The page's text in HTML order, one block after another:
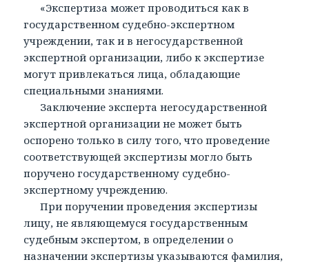
«Экспертиза может проводиться как в
государственном судебно-экспертном
учреждении, так и в негосударственной
экспертной организации, либо к экспертизе
могут привлекаться лица, обладающие
специальными знаниями.
Заключение эксперта негосударственной
экспертной организации не может быть
оспорено только в силу того, что проведение
соответствующей экспертизы могло быть
поручено государственному судебно-
экспертному учреждению.
При поручении проведения экспертизы
лицу, не являющемуся государственным
судебным экспертом, в определении о
назначении экспертизы указываются фамилия,